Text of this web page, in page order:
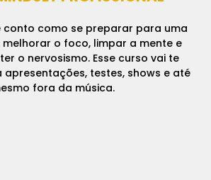
conto como se preparar para uma
o foco, limpar a mente e
o nervosismo. Esse curso vai te
testes, shows e até
fora da música.